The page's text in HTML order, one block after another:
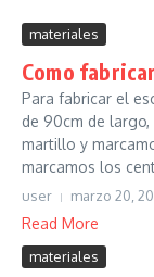
materiales
Como
Para fabricar el
de 90cm de
martillo y
marcamos los
user marzo 20,
Read More
materiales